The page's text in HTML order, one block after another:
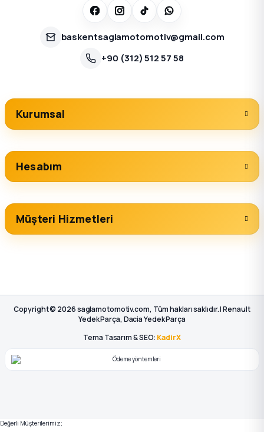
baskentsaglamotomotiv@gmail.com
+90 (312) 512 57 58
Kurumsal
Hesabım
Müşteri Hizmetleri
Copyright © 2026 saglamotomotiv.com, Tüm hakları saklıdır. | Renault
Yedek Parça, Dacia Yedek Parça
Tema Tasarım & SEO: KadirX
Değerli Müşterilerimiz;